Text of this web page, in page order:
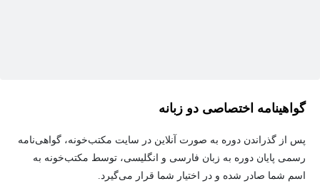
گواهینامه اختصاصی دو زبانه
پس از گذراندن دوره به صورت آنلاین در سایت مکتب‌خونه، گواهی‌نامه
رسمی پایان دوره به زبان فارسی و انگلیسی، توسط مکتب‌خونه به
اسم شما صادر شده و در اختیار شما قرار می‌گیرد.